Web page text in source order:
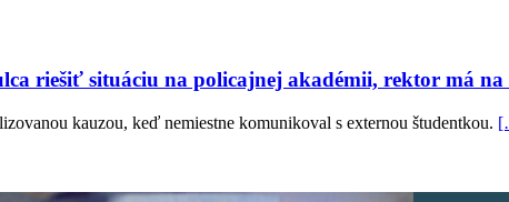
riešiť situáciu na policajnej akadémii, rektor má
kauzou, keď nemiestne komunikoval s externou študentkou.